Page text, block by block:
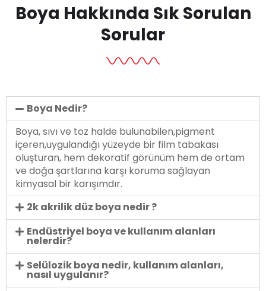
Boya Hakkında Sık Sorulan
Sorular
Boya Nedir?
Boya, sıvı ve toz halde bulunabilen,pigment
içeren,uygulandığı yüzeyde bir film tabakası
oluşturan, hem dekoratif görünüm hem de ortam
ve doğa şartlarına karşı koruma sağlayan
kimyasal bir karışımdır.
2k akrilik düz boya nedir ?
Endüstriyel boya ve kullanım alanları
nelerdir?
Selülozik boya nedir, kullanım alanları,
nasıl uygulanır?